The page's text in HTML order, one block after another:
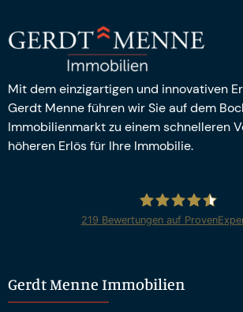
Mit dem einzigartigen und innovativen
Gerdt Menne führen wir Sie auf dem
Immobilienmarkt zu einem schnelleren
höheren Erlös für Ihre Immobilie.
219 Bewertungen auf
Gerdt Menne Immobilien